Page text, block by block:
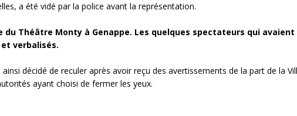
a été vidé par la police avant la représentation.
Théâtre Monty à Genappe. Les quelques spectateurs qui avaient
verbalisés.
décidé de reculer après avoir reçu des avertissements de la part de la
ayant choisi de fermer les yeux.